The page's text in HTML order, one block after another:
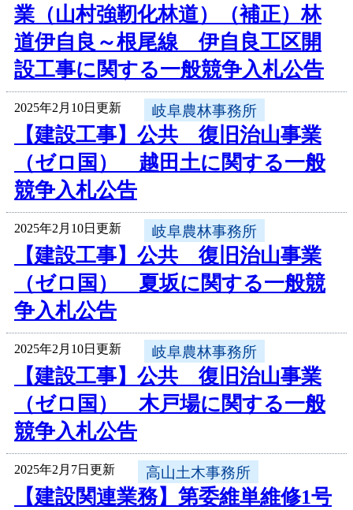
業（山村強靭化林道）（補正）林
道伊自良～根尾線 伊自良工区開
設工事に関する一般競争入札公告
2025年2月10日更新 岐阜農林事務所
【建設工事】公共 復旧治山事業
（ゼロ国） 越田土に関する一般
競争入札公告
2025年2月10日更新 岐阜農林事務所
【建設工事】公共 復旧治山事業
（ゼロ国） 夏坂に関する一般競
争入札公告
2025年2月10日更新 岐阜農林事務所
【建設工事】公共 復旧治山事業
（ゼロ国） 木戸場に関する一般
競争入札公告
2025年2月7日更新 高山土木事務所
【建設関連業務】第委維単維修1号